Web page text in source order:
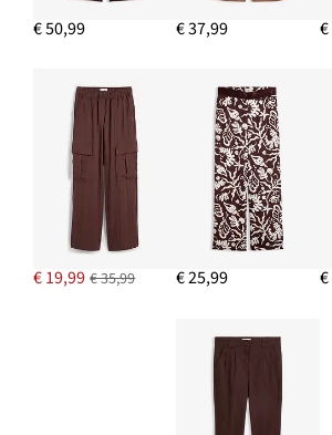
€ 50,99 € 37,99
€ 19,99 € 35,99 € 25,99